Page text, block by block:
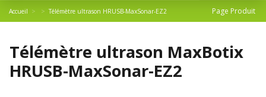
Accueil Télémètre ultrason HRUSB-MaxSonar-EZ2 Page Produit
Télémètre ultrason MaxBotix
HRUSB-MaxSonar-EZ2